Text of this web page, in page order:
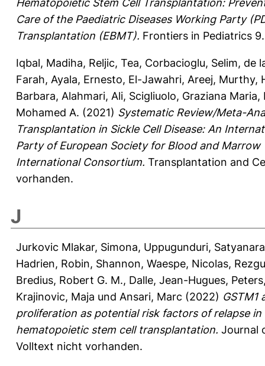
Hematopoietic Stem Cell Transplantation:
Care of the Paediatric Diseases Working Party
Transplantation (EBMT). Frontiers in Pediatrics
Iqbal, Madiha, Reljic, Tea, Corbacioglu, Selim, de
Farah, Ayala, Ernesto, El-Jawahri, Areej, Murthy,
Barbara, Alahmari, Ali, Scigliuolo, Graziana Maria,
Mohamed A. (2021) Systematic Review/Meta-
Transplantation in Sickle Cell Disease: An
Party of European Society for Blood and
International Consortium. Transplantation and
vorhanden.
J
Jurkovic Mlakar, Simona, Uppugunduri,
Hadrien, Robin, Shannon, Waespe, Nicolas,
Bredius, Robert G. M., Dalle, Jean-Hugues,
Krajinovic, Maja und Ansari, Marc (2022) GSTM1
proliferation as potential risk factors of relapse
hematopoietic stem cell transplantation. Journal
Volltext nicht vorhanden.